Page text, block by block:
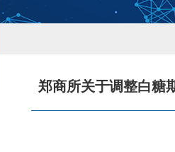
郑商所关于调整白糖